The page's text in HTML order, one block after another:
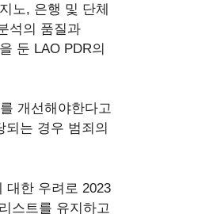
노, 은행 및 단체
석의 품질과
둔 LAO PDR의
개선해야한다고
는 경우 범죄의
대한 우려로 2023
스트를 유지하고